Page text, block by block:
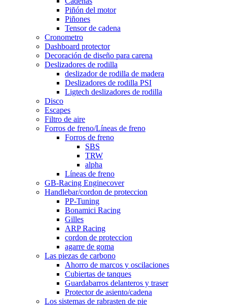
Piñón del motor
Piñones
Tensor de cadena
Cronometro
Dashboard protector
Decoración de diseño para carena
Deslizadores de rodilla
deslizador de rodilla de madera
Deslizadores de rodilla PSI
Ligtech deslizadores de rodilla
Disco
Escapes
Filtro de aire
Forros de freno/Líneas de freno
Forros de freno
SBS
TRW
alpha
Líneas de freno
GB-Racing Enginecover
Handlebar/cordon de proteccion
PP-Tuning
Bonamici Racing
Gilles
ARP Racing
cordon de proteccion
agarre de goma
Las piezas de carbono
Ahorro de marcos y oscilaciones
Cubiertas de tanques
Guardabarros delanteros y traser
Protector de asiento/cadena
Los sistemas de rabrasten de pie